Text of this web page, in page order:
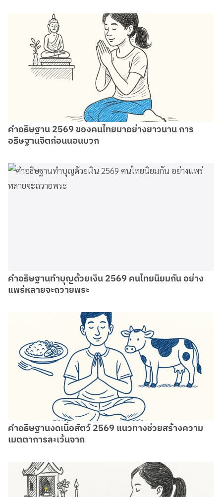
คำอธิษฐาน 2569 ของคนไทยมาอย่างยาวนาน การ
อธิษฐานจิตก่อนนอนบวก
คำอธิษฐานทำบุญด้วยเงิน 2569 คนไทยนิยมกัน อย่าง
แพร่หลายจะถวายพระ
คำอธิษฐานงดเนื้อสัตว์ 2569 แนวทางช่วยสร้างความ
เมตตาการละเว้นจาก